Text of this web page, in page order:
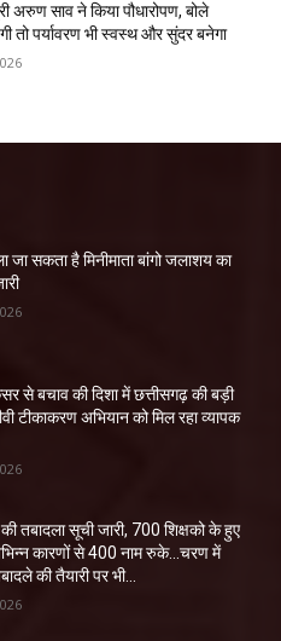
अरुण साव ने किया पौधारोपण, बोले
तो पर्यावरण भी स्वस्थ और सुंदर बनेगा
जा सकता है मिनीमाता बांगो जलाशय का
से बचाव की दिशा में छत्तीसगढ़ की बड़ी
टीकाकरण अभियान को मिल रहा व्यापक
की तबादला सूची जारी, 700 शिक्षको के हुए
कारणों से 400 नाम रुके…चरण में
की तैयारी पर भी...